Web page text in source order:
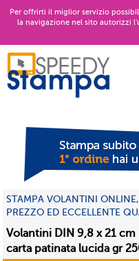
Per offrirti il miglior servizio
la navigazione nel sito autorizzi
STAMPA VOLANTINI
PREZZO ED ECCELLENTE
Volantini DIN 9,8 x 21 cm
carta patinata lucida gr